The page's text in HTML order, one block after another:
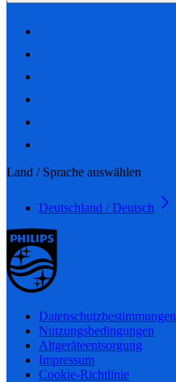
Land / Sprache auswählen
Deutschland / Deutsch
Datenschutzbestimmungen
Nutzungsbedingungen
Altgeräteentsorgung
Impressum
Cookie-Richtlinie